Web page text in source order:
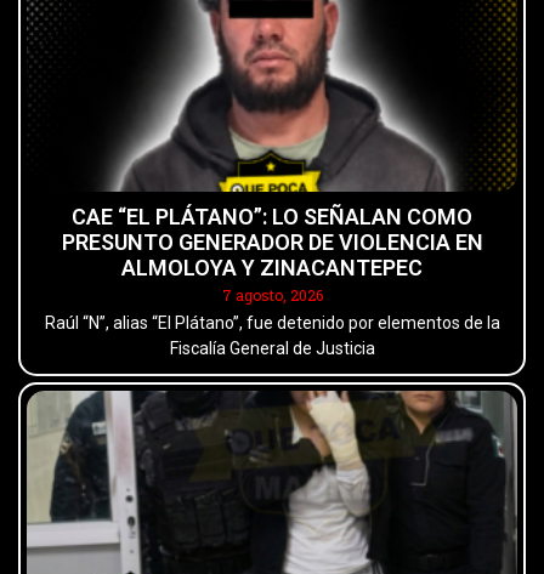
CAE “EL PLÁTANO”: LO SEÑALAN COMO
PRESUNTO GENERADOR DE VIOLENCIA EN
ALMOLOYA Y ZINACANTEPEC
7 agosto, 2026
Raúl “N”, alias “El Plátano”, fue detenido por elementos de la
Fiscalía General de Justicia